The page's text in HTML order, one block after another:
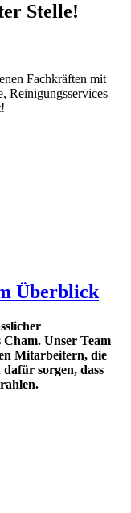
Stelle!
Fachkräften mit
Reinigungsservices
Überblick
Unser Team
Mitarbeitern, die
sorgen, dass